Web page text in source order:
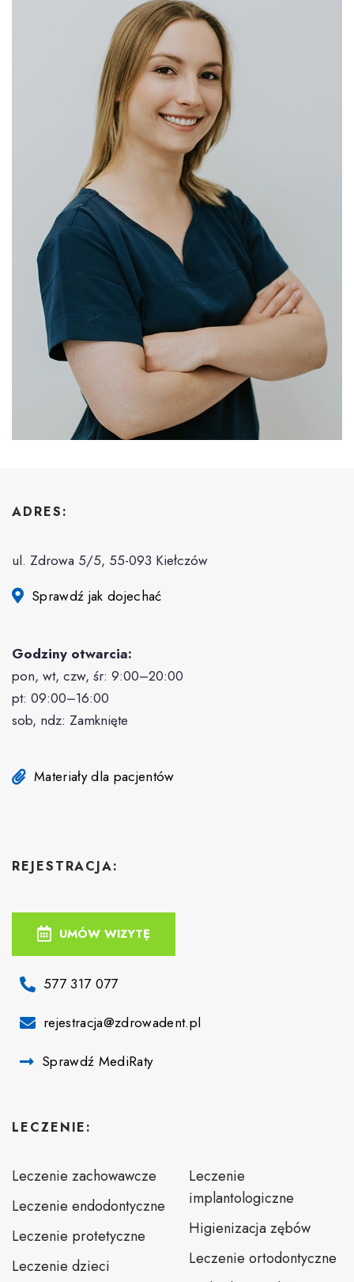
ADRES:
ul. Zdrowa 5/5, 55-093 Kiełczów
Sprawdź jak dojechać
Godziny otwarcia:
pon, wt, czw, śr: 9:00–20:00
pt: 09:00–16:00
sob, ndz: Zamknięte
Materiały dla pacjentów
REJESTRACJA:
UMÓW WIZYTĘ
577 317 077
rejestracja@zdrowadent.pl
Sprawdź MediRaty
LECZENIE:
Leczenie zachowawcze
Leczenie endodontyczne
Leczenie protetyczne
Leczenie dzieci
Leczenie
implantologiczne
Higienizacja zębów
Leczenie ortodontyczne